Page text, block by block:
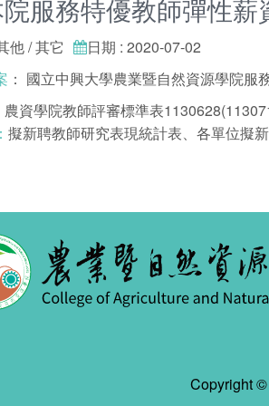
服務特優教師彈性薪
他 / 其它 日期 : 2020-07-02
： 國立中興大學農業暨自然資源學院服
農資學院教師評審標準表
擬新聘教師研究表現統計表、各單位擬
Copyright